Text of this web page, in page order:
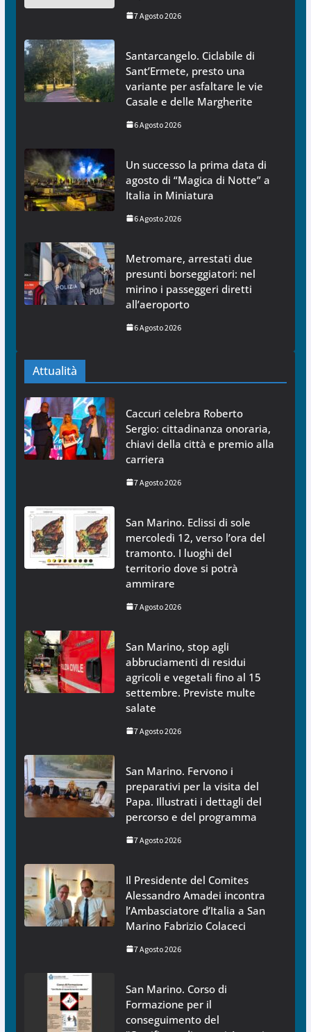
7 Agosto 2026
Santarcangelo. Ciclabile di
Sant’Ermete, presto una
variante per asfaltare le vie
Casale e delle Margherite
6 Agosto 2026
Un successo la prima data di
agosto di “Magica di Notte” a
Italia in Miniatura
6 Agosto 2026
Metromare, arrestati due
presunti borseggiatori: nel
mirino i passeggeri diretti
all’aeroporto
6 Agosto 2026
Attualità
Caccuri celebra Roberto
Sergio: cittadinanza onoraria,
chiavi della città e premio alla
carriera
7 Agosto 2026
San Marino. Eclissi di sole
mercoledì 12, verso l’ora del
tramonto. I luoghi del
territorio dove si potrà
ammirare
7 Agosto 2026
San Marino, stop agli
abbruciamenti di residui
agricoli e vegetali fino al 15
settembre. Previste multe
salate
7 Agosto 2026
San Marino. Fervono i
preparativi per la visita del
Papa. Illustrati i dettagli del
percorso e del programma
7 Agosto 2026
Il Presidente del Comites
Alessandro Amadei incontra
l’Ambasciatore d’Italia a San
Marino Fabrizio Colaceci
7 Agosto 2026
San Marino. Corso di
Formazione per il
conseguimento del